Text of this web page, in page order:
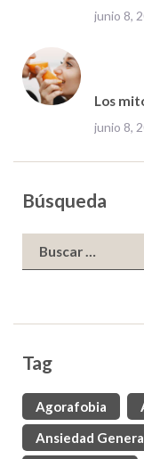
junio 8,
Los
junio 8,
Búsqueda
Buscar:
Tag
Agorafobia
Ansiedad